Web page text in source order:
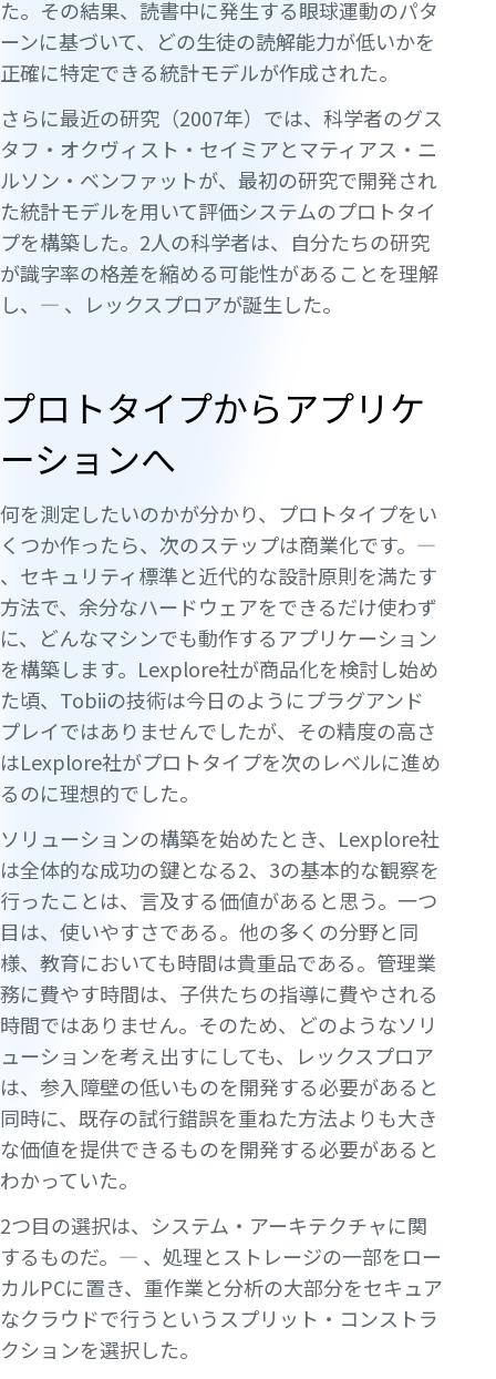
た。その結果、読書中に発生する眼球運動のパタ
ーンに基づいて、どの生徒の読解能力が低いかを
正確に特定できる統計モデルが作成された。
さらに最近の研究（2007年）では、科学者のグス
タフ・オクヴィスト・セイミアとマティアス・ニ
ルソン・ベンファットが、最初の研究で開発され
た統計モデルを用いて評価システムのプロトタイ
プを構築した。2人の科学者は、自分たちの研究
が識字率の格差を縮める可能性があることを理解
し、— 、レックスプロアが誕生した。
プロトタイプからアプリケ
ーションへ
何を測定したいのかが分かり、プロトタイプをい
くつか作ったら、次のステップは商業化です。—
、セキュリティ標準と近代的な設計原則を満たす
方法で、余分なハードウェアをできるだけ使わず
に、どんなマシンでも動作するアプリケーション
を構築します。Lexplore社が商品化を検討し始め
た頃、Tobiiの技術は今日のようにプラグアンド
プレイではありませんでしたが、その精度の高さ
はLexplore社がプロトタイプを次のレベルに進め
るのに理想的でした。
ソリューションの構築を始めたとき、Lexplore社
は全体的な成功の鍵となる2、3の基本的な観察を
行ったことは、言及する価値があると思う。一つ
目は、使いやすさである。他の多くの分野と同
様、教育においても時間は貴重品である。管理業
務に費やす時間は、子供たちの指導に費やされる
時間ではありません。そのため、どのようなソリ
ューションを考え出すにしても、レックスプロア
は、参入障壁の低いものを開発する必要があると
同時に、既存の試行錯誤を重ねた方法よりも大き
な価値を提供できるものを開発する必要があると
わかっていた。
2つ目の選択は、システム・アーキテクチャに関
するものだ。— 、処理とストレージの一部をロー
カルPCに置き、重作業と分析の大部分をセキュア
なクラウドで行うというスプリット・コンストラ
クションを選択した。